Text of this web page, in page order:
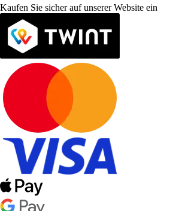
Kaufen Sie sicher auf unserer Website ein